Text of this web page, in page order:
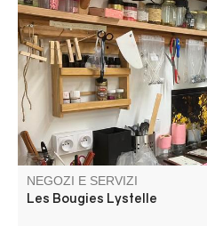
soia. Fondenti profumati con
Naturale, colorata,
candele è molto varia. Ordini
compleanni, matrimoni...
NEGOZI E SERVIZI
Les Bougies Lystelle